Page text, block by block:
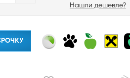
Нашли дешевле?